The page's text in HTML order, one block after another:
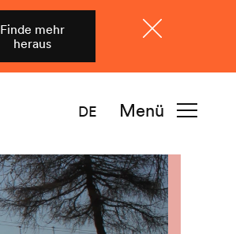
Finde mehr
heraus
Menü